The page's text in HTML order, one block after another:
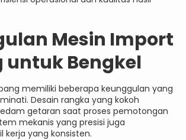
Mesin Import
untuk Bengkel
memiliki beberapa keunggulan yang
Desain rangka yang kokoh
getaran saat proses pemotongan
mekanis yang presisi juga
kerja yang konsisten.